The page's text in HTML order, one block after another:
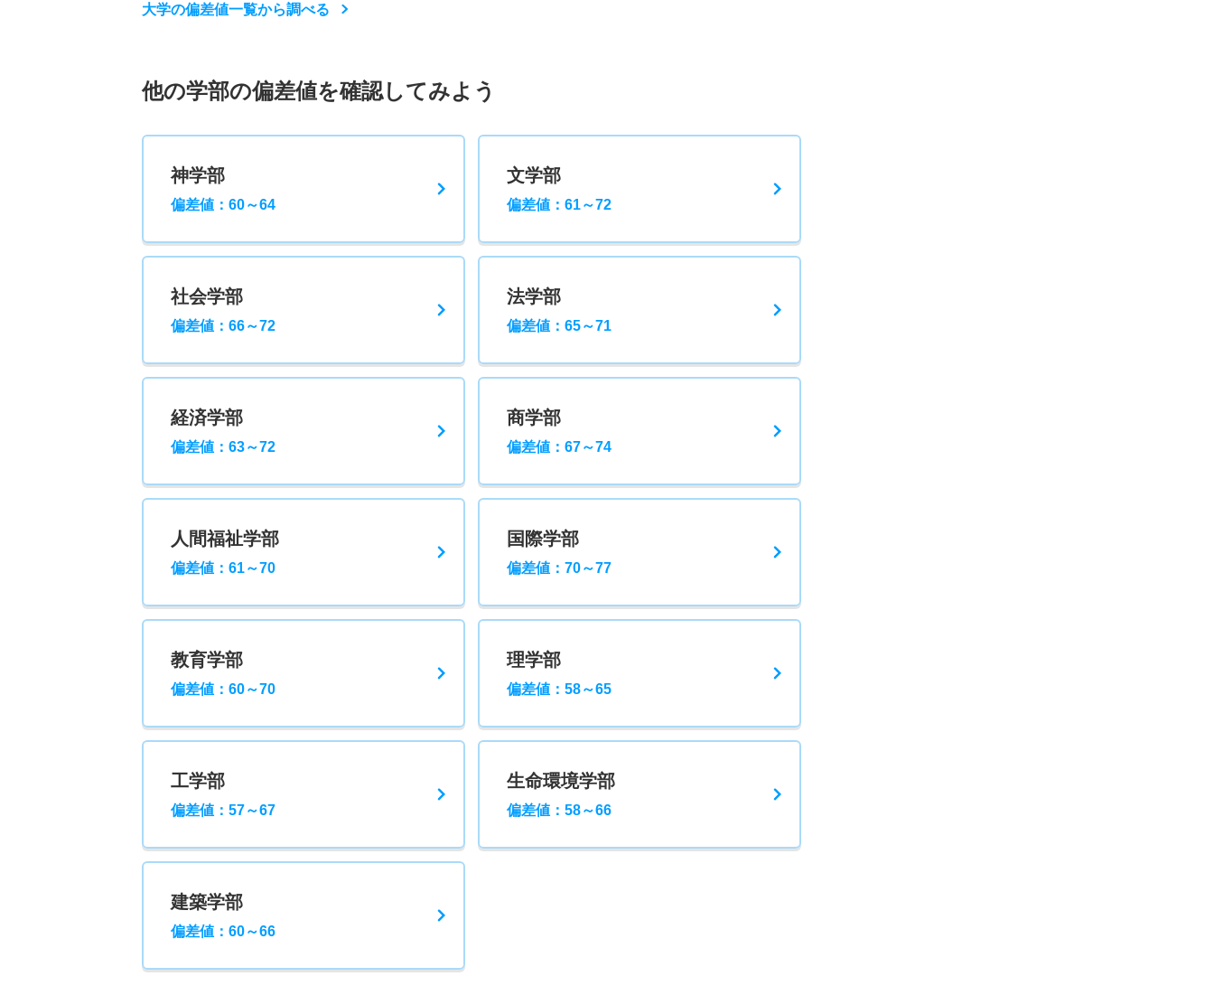
大学の偏差値一覧から調べる
他の学部の偏差値を確認してみよう
神学部
偏差値：60～64
文学部
偏差値：61～72
社会学部
偏差値：66～72
法学部
偏差値：65～71
経済学部
偏差値：63～72
商学部
偏差値：67～74
人間福祉学部
偏差値：61～70
国際学部
偏差値：70～77
教育学部
偏差値：60～70
理学部
偏差値：58～65
工学部
偏差値：57～67
生命環境学部
偏差値：58～66
建築学部
偏差値：60～66